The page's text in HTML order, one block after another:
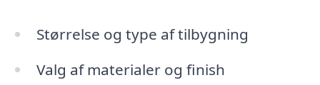
Størrelse og type af tilbygning
Valg af materialer og finish